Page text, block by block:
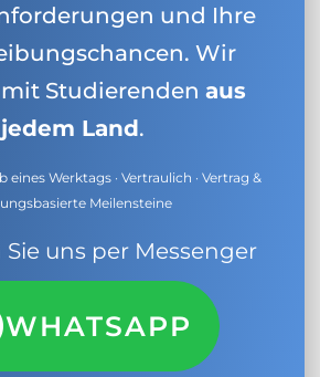
und Ihre
Wir
Studierenden aus
jedem Land.
Werktags · Vertraulich · Vertrag &
Meilensteine
uns per Messenger
WHATSAPP